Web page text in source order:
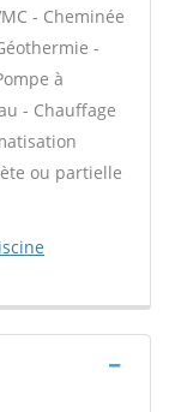
- Cheminée
-
à
- Chauffage
ou partielle